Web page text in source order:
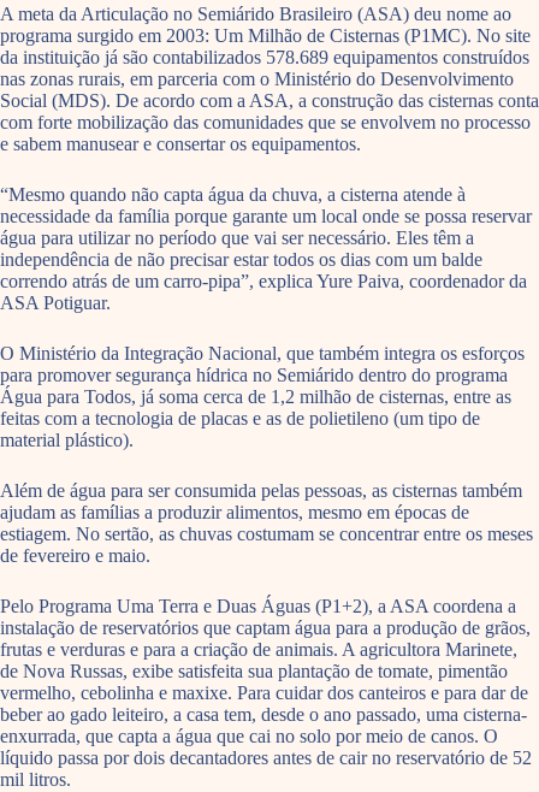
A meta da Articulação no Semiárido Brasileiro (ASA) deu nome ao
programa surgido em 2003: Um Milhão de Cisternas (P1MC). No site
da instituição já são contabilizados 578.689 equipamentos construídos
nas zonas rurais, em parceria com o Ministério do Desenvolvimento
Social (MDS). De acordo com a ASA, a construção das cisternas conta
com forte mobilização das comunidades que se envolvem no processo
e sabem manusear e consertar os equipamentos.
“Mesmo quando não capta água da chuva, a cisterna atende à
necessidade da família porque garante um local onde se possa reservar
água para utilizar no período que vai ser necessário. Eles têm a
independência de não precisar estar todos os dias com um balde
correndo atrás de um carro-pipa”, explica Yure Paiva, coordenador da
ASA Potiguar.
O Ministério da Integração Nacional, que também integra os esforços
para promover segurança hídrica no Semiárido dentro do programa
Água para Todos, já soma cerca de 1,2 milhão de cisternas, entre as
feitas com a tecnologia de placas e as de polietileno (um tipo de
material plástico).
Além de água para ser consumida pelas pessoas, as cisternas também
ajudam as famílias a produzir alimentos, mesmo em épocas de
estiagem. No sertão, as chuvas costumam se concentrar entre os meses
de fevereiro e maio.
Pelo Programa Uma Terra e Duas Águas (P1+2), a ASA coordena a
instalação de reservatórios que captam água para a produção de grãos,
frutas e verduras e para a criação de animais. A agricultora Marinete,
de Nova Russas, exibe satisfeita sua plantação de tomate, pimentão
vermelho, cebolinha e maxixe. Para cuidar dos canteiros e para dar de
beber ao gado leiteiro, a casa tem, desde o ano passado, uma cisterna-
enxurrada, que capta a água que cai no solo por meio de canos. O
líquido passa por dois decantadores antes de cair no reservatório de 52
mil litros.